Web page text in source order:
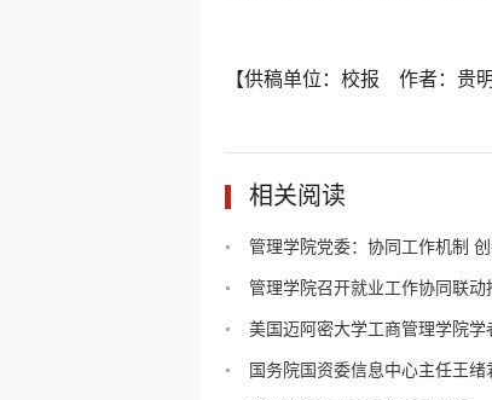
【供稿单位：校报 作者：
相关阅读
管理学院党委：协同工作机制 创
管理学院召开就业工作协同联动
美国迈阿密大学工商管理学院学
国务院国资委信息中心主任王绪